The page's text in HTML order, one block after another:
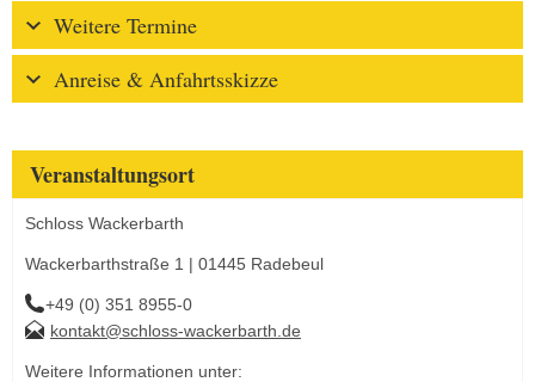
Weitere Termine
Anreise & Anfahrtsskizze
Veranstaltungsort
Schloss Wackerbarth
Wackerbarthstraße 1 | 01445 Radebeul
+49 (0) 351 8955-0
kontakt@schloss-wackerbarth.de
Weitere Informationen unter: